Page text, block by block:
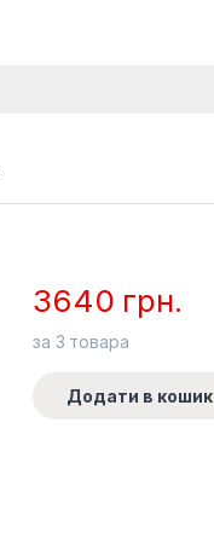
3640 грн.
за 3 товара
Додати в кошик